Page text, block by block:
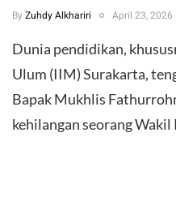
By Zuhdy Alkhariri April 23, 2026
Dunia pendidikan,
Ulum (IIM) Surakarta,
Bapak Mukhlis
kehilangan seorang